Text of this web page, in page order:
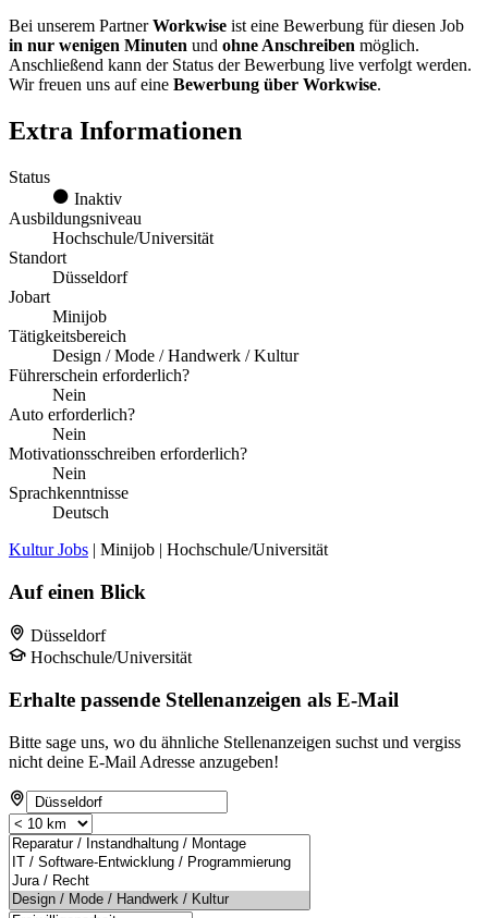
Bei unserem PartnerWorkwise ist eine Bewerbung für diesen Job
in nur wenigen Minuten und ohne Anschreiben möglich.
Anschließend kann der Status der Bewerbung live verfolgt werden.
Wir freuen uns auf eine Bewerbung über Workwise.
Extra Informationen
Status
Inaktiv
Ausbildungsniveau
Hochschule/Universität
Standort
Düsseldorf
Jobart
Minijob
Tätigkeitsbereich
Design / Mode / Handwerk / Kultur
Führerschein erforderlich?
Nein
Auto erforderlich?
Nein
Motivationsschreiben erforderlich?
Nein
Sprachkenntnisse
Deutsch
Kultur Jobs | Minijob | Hochschule/Universität
Auf einen Blick
Düsseldorf
Hochschule/Universität
Erhalte passende Stellenanzeigen als E-Mail
Bitte sage uns, wo du ähnliche Stellenanzeigen suchst und vergiss
nicht deine E-Mail Adresse anzugeben!